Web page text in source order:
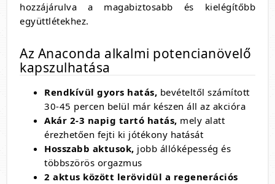
hozzájárulva a magabiztosabb és kielégítőbb
együttlétekhez.
Az Anaconda alkalmi potencianövelő
kapszulhatása
Rendkívül gyors hatás, bevételtől számított
30-45 percen belül már készen áll az akcióra
Akár 2-3 napig tartó hatás, mely alatt
érezhetően fejti ki jótékony hatását
Hosszabb aktusok, jobb állóképesség és
többszörös orgazmus
2 aktus között lerövidül a regenerációs